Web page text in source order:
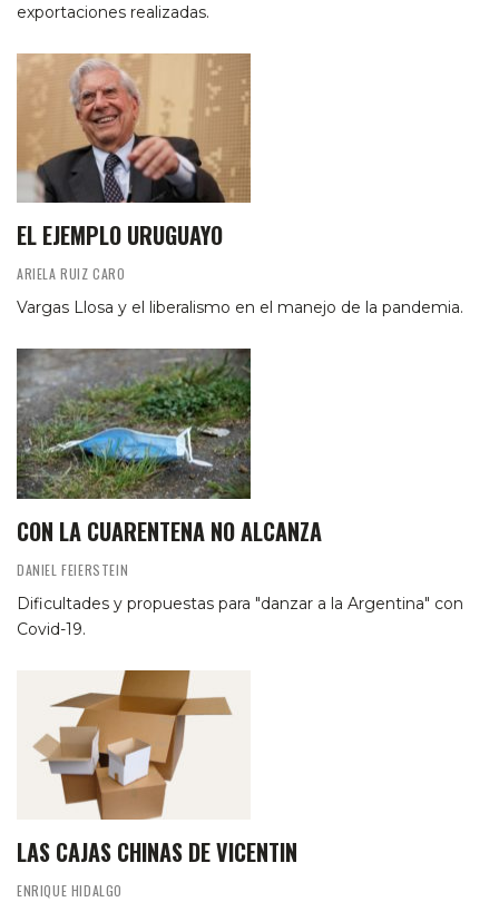
exportaciones realizadas.
EL EJEMPLO URUGUAYO
ARIELA RUIZ CARO
Vargas Llosa y el liberalismo en el manejo de la pandemia.
CON LA CUARENTENA NO ALCANZA
DANIEL FEIERSTEIN
Dificultades y propuestas para "danzar a la Argentina" con
Covid-19.
LAS CAJAS CHINAS DE VICENTIN
ENRIQUE HIDALGO